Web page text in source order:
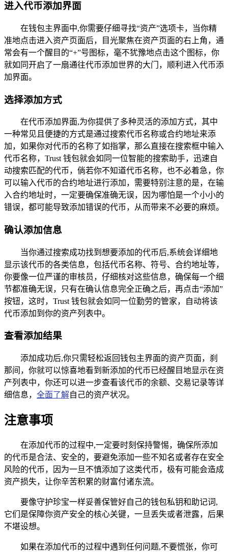
进入代币添加界面
在钱包主界面中,你需要仔细寻找“资产”选项卡，当你精
准地点击进入资产页面后，目光聚焦在资产页面的右上角，通
常会有一个醒目的“+”号图标，毫不犹豫地点击这个图标，你
就如同开启了一扇通往代币添加世界的大门，顺利进入代币添
加界面。
选择添加方式
在代币添加界面,为你提供了多种灵活的添加方式，其中
一种常见且便捷的方式是通过搜索代币名称或合约地址来添
加，如果你对代币的名称了如指掌，那么直接在搜索框中输入
代币名称，Trust 钱包就会如同一位智能的搜索助手，迅速自
动搜索匹配的代币，倘若你不知道代币名称，也不必着急，你
可以输入代币的合约地址进行添加，需要特别注意的是，在输
入合约地址时，一定要确保准确无误，因为哪怕是一个小小的
错误，都可能导致添加错误的代币，从而带来不必要的麻烦。
确认添加信息
当你通过搜索成功找到想要添加的代币后,系统会详细地
显示该代币的各类信息，包括代币名称、符号、合约地址等，
你要像一位严谨的审核员，仔细核对这些信息，确保每一个细
节都准确无误，只有在确认信息完全正确之后，再点击“添加”
按钮，这时，Trust 钱包就会如同一位勤劳的管家，自动将该
代币添加到你的资产列表中。
查看添加结果
添加成功后,你只需轻松返回钱包主界面的资产页面，刹
那间，你就可以惊喜地看到新添加的代币已经醒目地显示在资
产列表中，你还可以进一步查看该代币的余额、交易记录等详
细信息， 全面了解自己的资产状况。
注意事项
在添加代币的过程中,一定要时刻保持警惕，确保所添加
的代币是合法、安全的，要避免添加一些不知名或者存在安全
风险的代币，因为一旦不慎添加了这类代币，极有可能会造成
资产损失，让你辛苦积累的财富付诸东流。
要像守护珍宝一样妥善保管好自己的钱包私钥和助记词,
它们是保障你资产安全的核心关键，一旦丢失或者泄露，后果
不堪设想。
如果在添加代币的过程中遇到任何问题,不要慌张，你可